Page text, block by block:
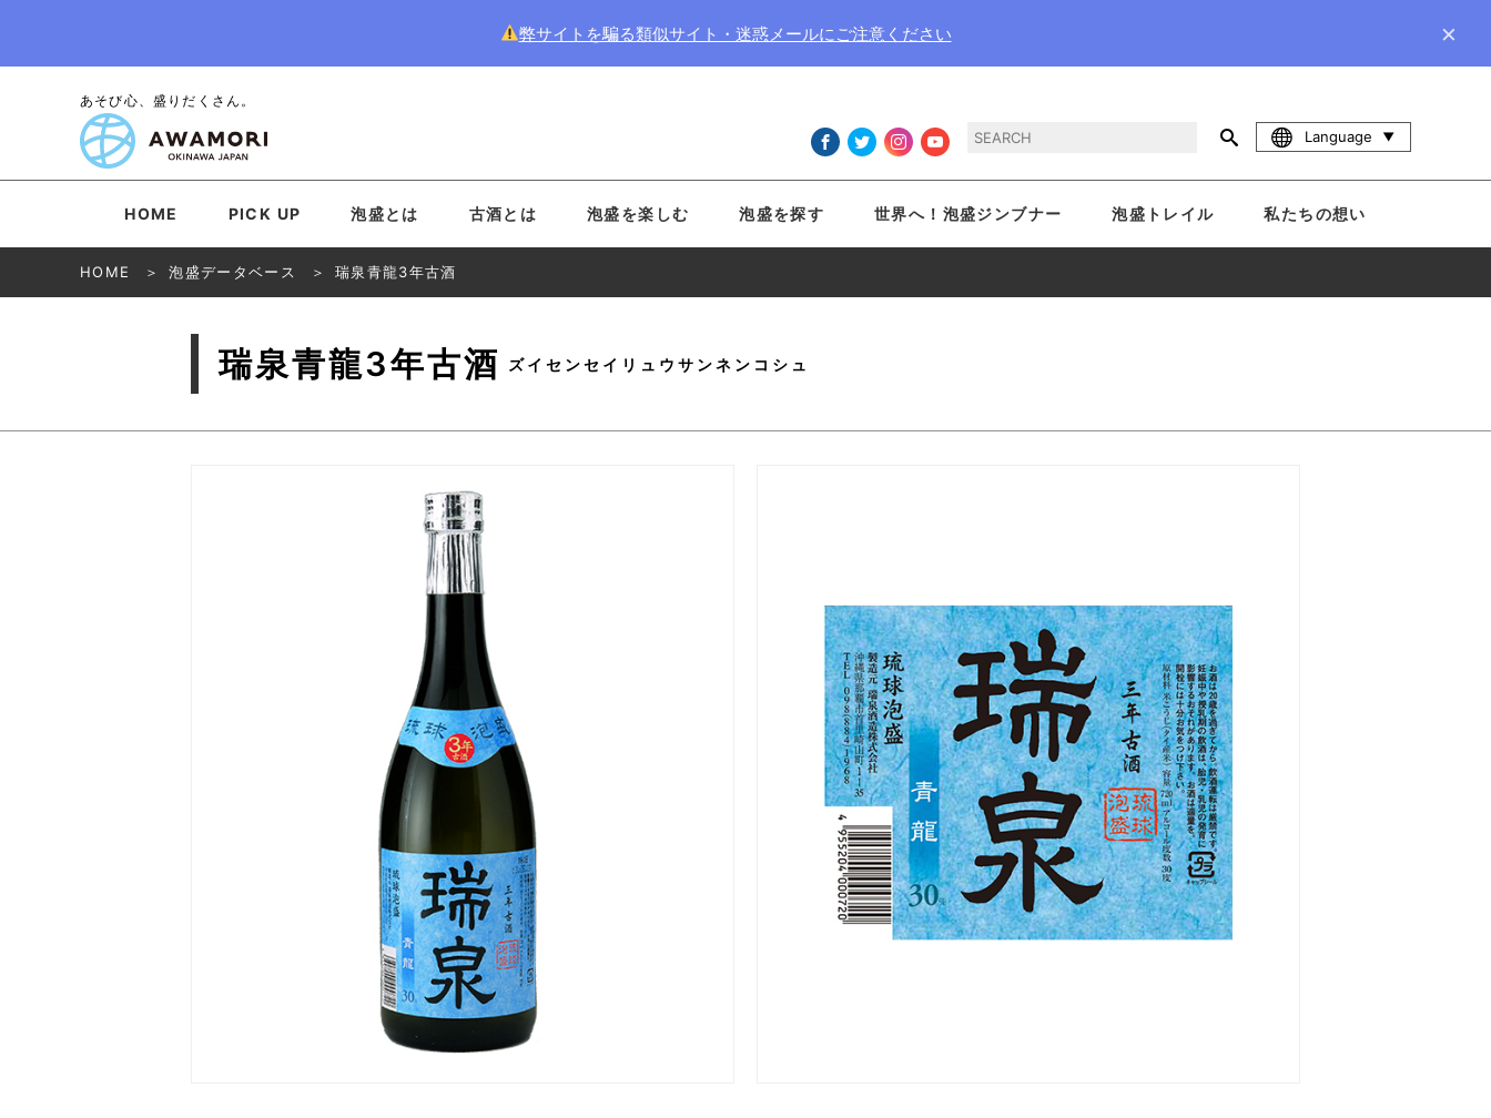
弊サイトを騙る類似サイト・迷惑メールにご注意ください ×
あそび心、盛りだくさん。
Language
HOME PICK UP 泡盛とは 古酒とは 泡盛を楽しむ 泡盛を探す 世界へ！泡盛ジンブナー 泡盛トレイル 私たちの想い
HOME 泡盛データベース 瑞泉青龍3年古酒
瑞泉青龍3年古酒 ズイセンセイリュウサンネンコシュ